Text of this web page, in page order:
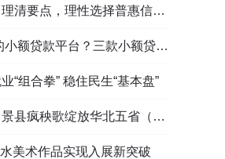
要点，理性选择普惠信贷服务
平台？三款小额贷款产品全面对比
“组合拳” 稳住民生“基本盘”
绽放华北五省（区）市舞蹈大赛舞台
美术作品实现入展新突破